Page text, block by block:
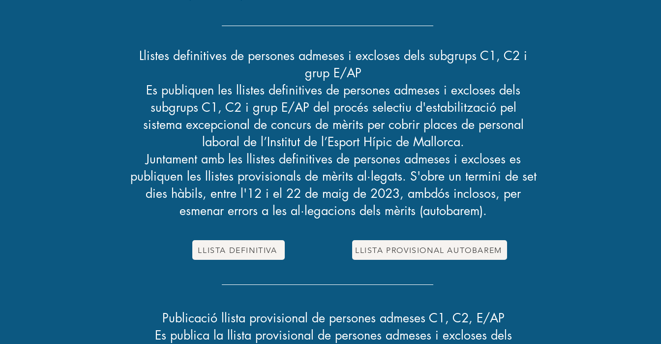
Llistes definitives de persones admeses i excloses dels subgrups C1, C2 i
grup E/AP
Es publiquen les llistes definitives de persones admeses i excloses dels
subgrups C1, C2 i grup E/AP del procés selectiu d'estabilització pel
sistema excepcional de concurs de mèrits per cobrir places de personal
laboral de l’Institut de l’Esport Hípic de Mallorca.
Juntament amb les llistes definitives de persones admeses i excloses es
publiquen les llistes provisionals de mèrits al·legats. S'obre un termini de set
dies hàbils, entre l'12 i el 22 de maig de 2023, ambdós inclosos, per
esmenar errors a les al·legacions dels mèrits (autobarem).
LLISTA DEFINITIVA LLISTA PROVISIONAL AUTOBAREM
Publicació llista provisional de persones admeses C1, C2, E/AP
Es publica la llista provisional de persones admeses i excloses dels